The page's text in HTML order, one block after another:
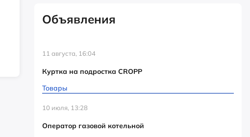
Объявления
11 августа, 16:04
Куртка на подростка CROPP
Товары
10 июля, 13:28
Оператор газовой котельной